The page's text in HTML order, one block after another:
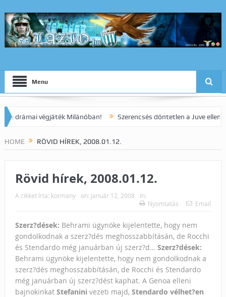
Menu
végjáték Milánóban! Szerencsés döntetlen a Juve elleni
HOME RÖVID HÍREK, 2008.01.12.
Rövid hírek, 2008.01.12.
A cikket írta: kormany on: január 12, 2008
In:
Nyomtatás
Email
Szerz?dések: Behrami ügynöke kijelentette, hogy nem
gondolkodnak a szerz?dés meghosszabbításán, de Rocchi
és Stendardo még januárban új szerz?d… Szerz?dések:
Behrami ügynöke kijelentette, hogy nem gondolkodnak a
szerz?dés meghosszabbításán, de Rocchi és Stendardo
még januárban új szerz?dést kaphat. A Genoa elleni
bajnokinkat Stefanini vezeti majd, Stendardo vélhet?en